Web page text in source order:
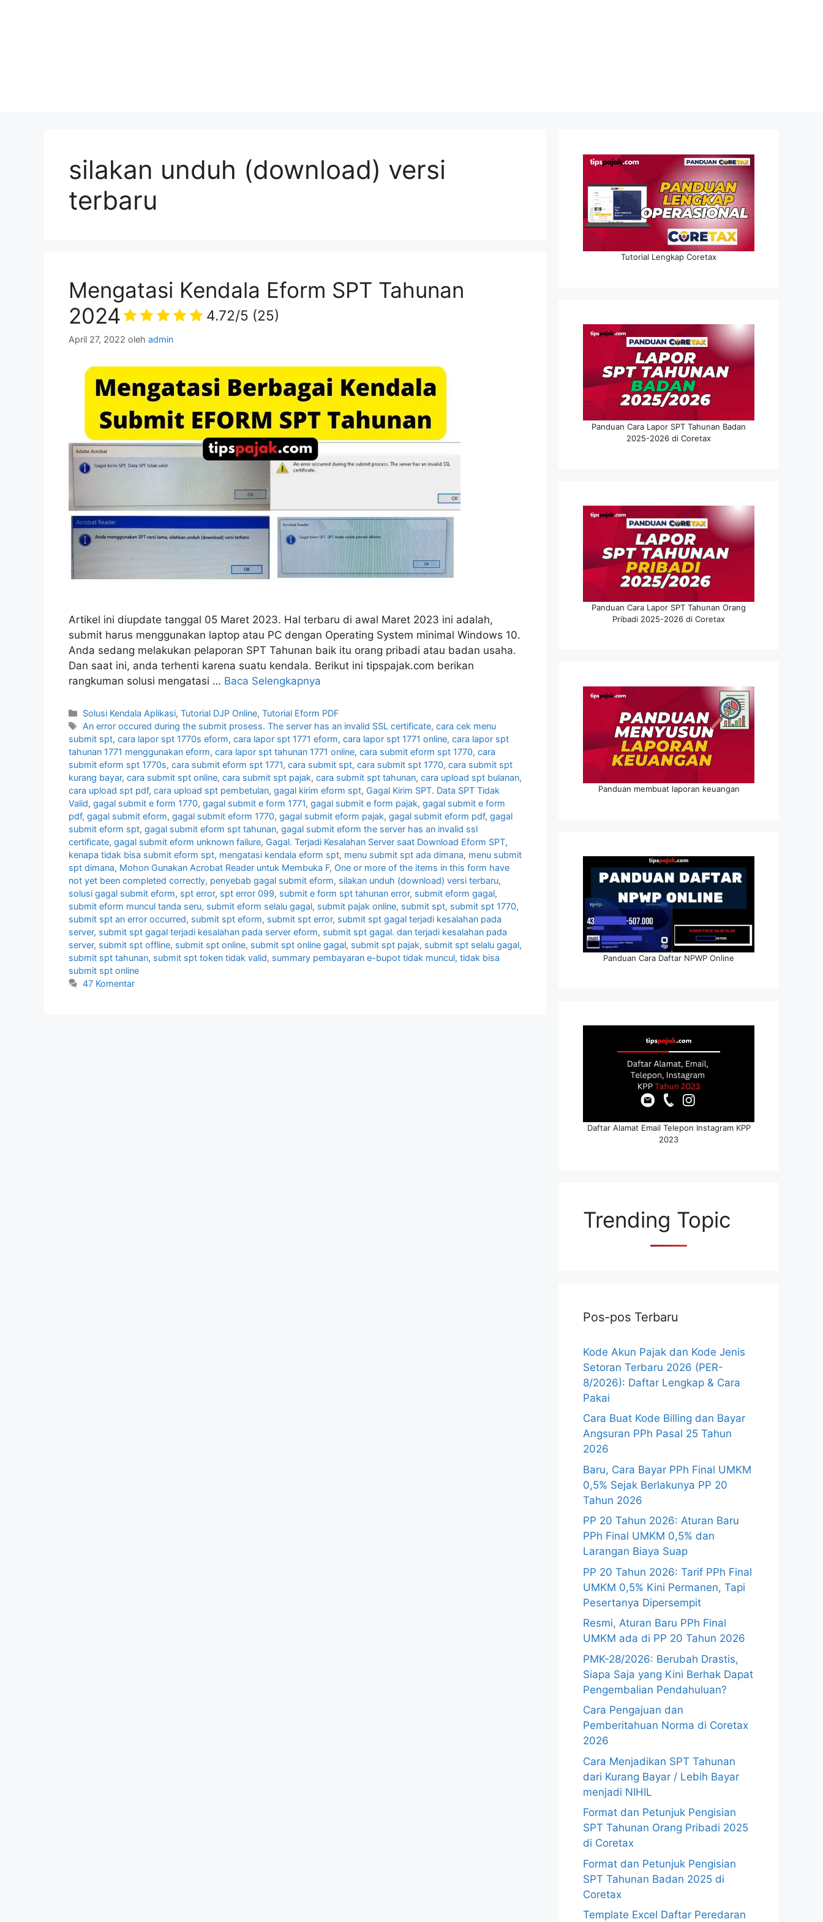
silakan unduh (download) versi
terbaru
Mengatasi Kendala Eform SPT Tahunan
2024
4.72/5 (25)
April 27, 2022 oleh admin
Artikel ini diupdate tanggal 05 Maret 2023. Hal terbaru di awal Maret 2023 ini adalah,
submit harus menggunakan laptop atau PC dengan Operating System minimal Windows 10.
Anda sedang melakukan pelaporan SPT Tahunan baik itu orang pribadi atau badan usaha.
Dan saat ini, anda terhenti karena suatu kendala. Berikut ini tipspajak.com berikan
rangkuman solusi mengatasi … Baca Selengkapnya
Kategori
Solusi Kendala Aplikasi,Tutorial DJP Online,Tutorial Eform PDF
Tag
An error occured during the submit prosess. The server has an invalid SSL certificate,cara cek menu
submit spt, cara lapor spt 1770s eform, cara lapor spt 1771 eform, cara lapor spt 1771 online, cara lapor spt
tahunan 1771 menggunakan eform, cara lapor spt tahunan 1771 online, cara submit eform spt 1770, cara
submit eform spt 1770s, cara submit eform spt 1771, cara submit spt, cara submit spt 1770, cara submit spt
kurang bayar, cara submit spt online, cara submit spt pajak, cara submit spt tahunan, cara upload spt bulanan,
cara upload spt pdf, cara upload spt pembetulan, gagal kirim eform spt, Gagal Kirim SPT. Data SPT Tidak
Valid, gagal submit e form 1770, gagal submit e form 1771, gagal submit e form pajak, gagal submit e form
pdf, gagal submit eform, gagal submit eform 1770, gagal submit eform pajak, gagal submit eform pdf, gagal
submit eform spt, gagal submit eform spt tahunan, gagal submit eform the server has an invalid ssl
certificate, gagal submit eform unknown failure, Gagal. Terjadi Kesalahan Server saat Download Eform SPT,
kenapa tidak bisa submit eform spt, mengatasi kendala eform spt, menu submit spt ada dimana, menu submit
spt dimana, Mohon Gunakan Acrobat Reader untuk Membuka F, One or more of the items in this form have
not yet been completed correctly, penyebab gagal submit eform, silakan unduh (download) versi terbaru,
solusi gagal submit eform, spt error, spt error 099, submit e form spt tahunan error, submit eform gagal,
submit eform muncul tanda seru, submit eform selalu gagal, submit pajak online, submit spt, submit spt 1770,
submit spt an error occurred, submit spt eform, submit spt error, submit spt gagal terjadi kesalahan pada
server, submit spt gagal terjadi kesalahan pada server eform, submit spt gagal. dan terjadi kesalahan pada
server, submit spt offline, submit spt online, submit spt online gagal, submit spt pajak, submit spt selalu gagal,
submit spt tahunan, submit spt token tidak valid, summary pembayaran e-bupot tidak muncul, tidak bisa
submit spt online
47 Komentar
Tutorial Lengkap Coretax
Panduan Cara Lapor SPT Tahunan Badan
2025-2026 di Coretax
Panduan Cara Lapor SPT Tahunan Orang
Pribadi 2025-2026 di Coretax
Panduan membuat laporan keuangan
Panduan Cara Daftar NPWP Online
Daftar Alamat Email Telepon Instagram KPP
2023
Trending Topic
Pos-pos Terbaru
Kode Akun Pajak dan Kode Jenis
Setoran Terbaru 2026 (PER-
8/2026): Daftar Lengkap & Cara
Pakai
Cara Buat Kode Billing dan Bayar
Angsuran PPh Pasal 25 Tahun
2026
Baru, Cara Bayar PPh Final UMKM
0,5% Sejak Berlakunya PP 20
Tahun 2026
PP 20 Tahun 2026: Aturan Baru
PPh Final UMKM 0,5% dan
Larangan Biaya Suap
PP 20 Tahun 2026: Tarif PPh Final
UMKM 0,5% Kini Permanen, Tapi
Pesertanya Dipersempit
Resmi, Aturan Baru PPh Final
UMKM ada di PP 20 Tahun 2026
PMK-28/2026: Berubah Drastis,
Siapa Saja yang Kini Berhak Dapat
Pengembalian Pendahuluan?
Cara Pengajuan dan
Pemberitahuan Norma di Coretax
2026
Cara Menjadikan SPT Tahunan
dari Kurang Bayar / Lebih Bayar
menjadi NIHIL
Format dan Petunjuk Pengisian
SPT Tahunan Orang Pribadi 2025
di Coretax
Format dan Petunjuk Pengisian
SPT Tahunan Badan 2025 di
Coretax
Template Excel Daftar Peredaran